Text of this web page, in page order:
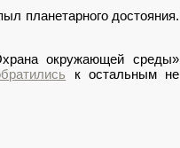
планетарного достояния.
окружающей среды»
к остальным не